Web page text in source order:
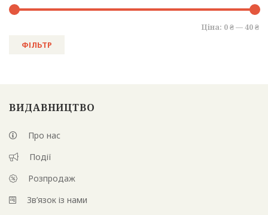
ФІЛЬТР
Ціна: 0 ₴—40 ₴
ВИДАВНИЦТВО
Про нас
Події
Розпродаж
Зв’язок із нами